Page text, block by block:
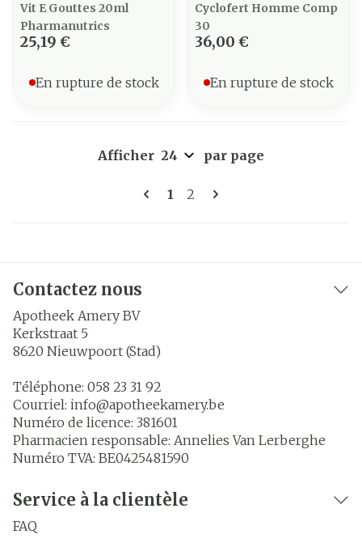
Vit E Gouttes 20ml
Pharmanutrics
25,19 €
En rupture de stock
Cyclofert Homme Comp
30
36,00 €
En rupture de stock
Pages
Vous lisez actuellement la
1 Page
2
Afficher par page
Contactez nous
Apotheek Amery BV
Kerkstraat 5
8620 Nieuwpoort (Stad)
Téléphone: 058 23 31 92
Courriel: info@apotheekamery.be
Numéro de licence: 381601
Pharmacien responsable: Annelies Van Lerberghe
Numéro TVA: BE0425481590
Service à la clientèle
FAQ